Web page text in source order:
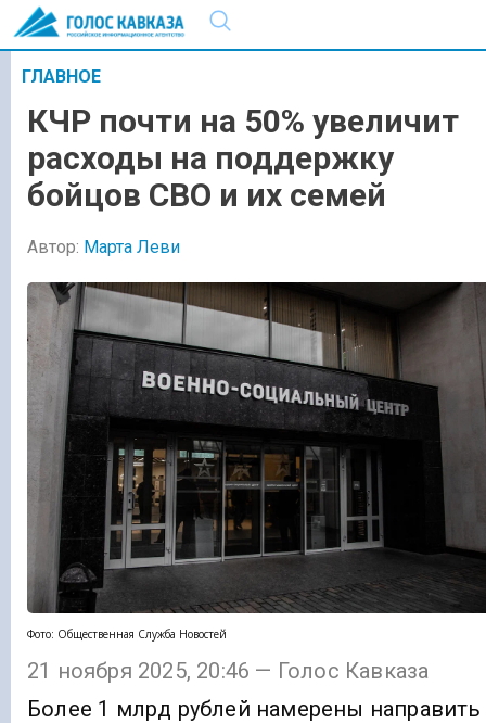
ГЛАВНОЕ
КЧР почти на 50% увеличит
расходы на поддержку
бойцов СВО и их семей
Автор: Марта Леви
Фото: Общественная Служба Новостей
21 ноября 2025, 20:46 — Голос Кавказа
Более 1 млрд рублей намерены направить